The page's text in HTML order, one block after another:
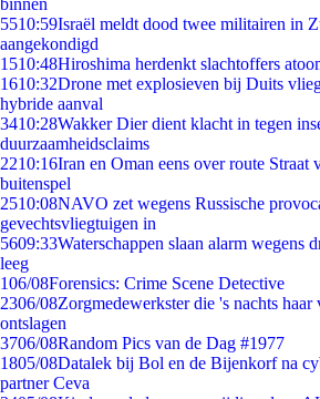
binnen
5510:59Israël meldt dood twee militairen in
aangekondigd
1510:48Hiroshima herdenkt slachtoffers
1610:32Drone met explosieven bij Duits
hybride aanval
3410:28Wakker Dier dient klacht in tegen
duurzaamheidsclaims
2210:16Iran en Oman eens over route Straat
buitenspel
2510:08NAVO zet wegens Russische
gevechtsvliegtuigen in
5609:33Waterschappen slaan alarm wegens
leeg
106/08Forensics: Crime Scene Detective
2306/08Zorgmedewerkster die 's nachts
ontslagen
3706/08Random Pics van de Dag #1977
1805/08Datalek bij Bol en de Bijenkorf na
partner Ceva